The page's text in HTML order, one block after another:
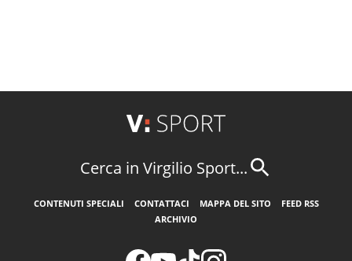
Cerca in Virgilio Sport...
CONTENUTI SPECIALI CONTATTACI MAPPA DEL SITO
FEED RSS
ARCHIVIO